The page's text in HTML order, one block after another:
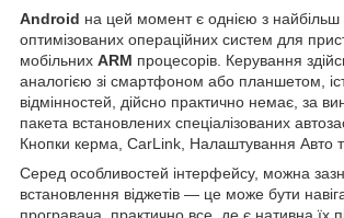
Android на цей момент є однією з найбільш
оптимізованих операційних систем для
мобільних ARM процесорів. Керування
аналогією зі смартфоном або планшетом,
відмінностей, дійсно практично немає, за
пакета встановлених спеціалізованих
Кнопки керма, CarLink, Налаштування Авто
Серед особливостей інтерфейсу, можна
встановлення віджетів — це може бути